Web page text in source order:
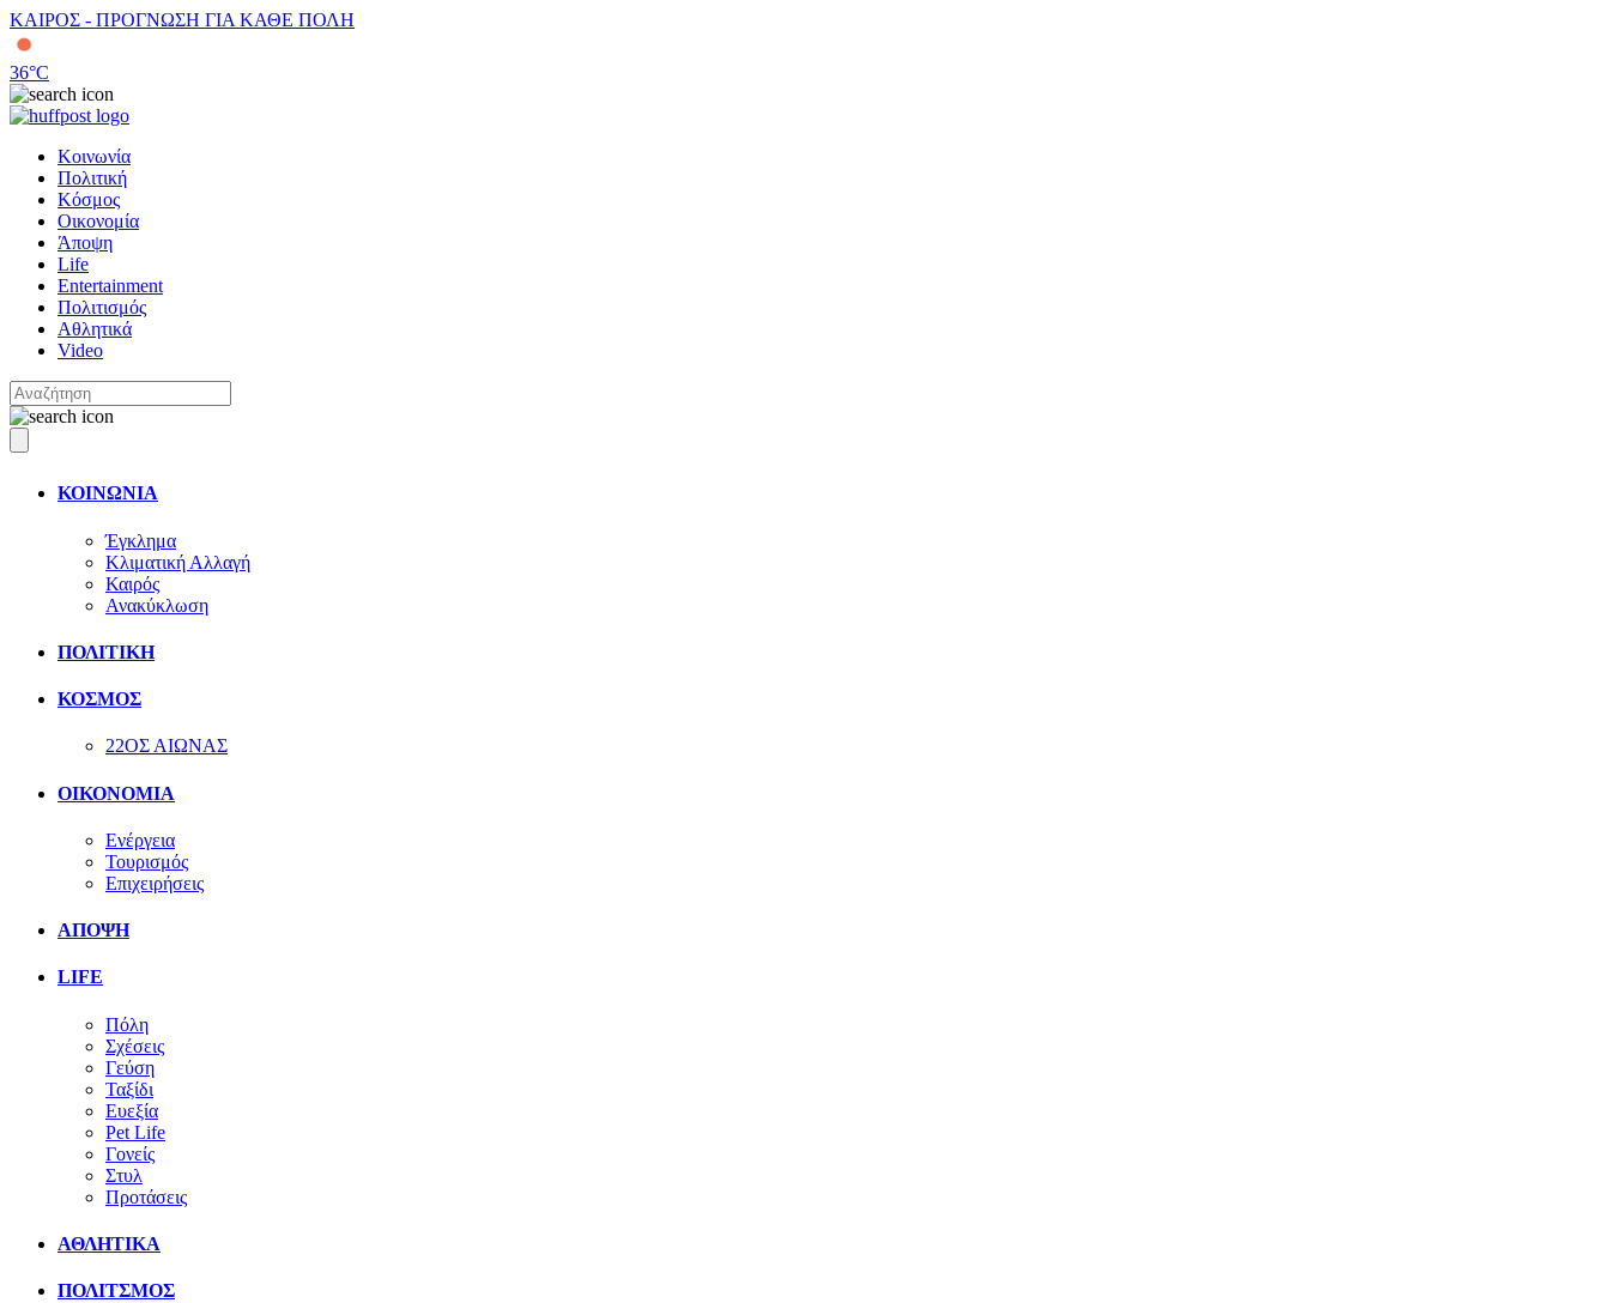
ΚΑΙΡΟΣ - ΠΡΟΓΝΩΣΗ ΓΙΑ ΚΑΘΕ ΠΟΛΗ
36°C
Κοινωνία
Πολιτική
Κόσμος
Οικονομία
Άποψη
Life
Entertainment
Πολιτισμός
Αθλητικά
Video
ΚΟΙΝΩΝΙΑ
Έγκλημα
Κλιματική Αλλαγή
Καιρός
Ανακύκλωση
ΠΟΛΙΤΙΚΗ
ΚΟΣΜΟΣ
22ΟΣ ΑΙΩΝΑΣ
ΟΙΚΟΝΟΜΙΑ
Ενέργεια
Τουρισμός
Επιχειρήσεις
ΑΠΟΨΗ
LIFE
Πόλη
Σχέσεις
Γεύση
Ταξίδι
Ευεξία
Pet Life
Γονείς
Στυλ
Προτάσεις
ΑΘΛΗΤΙΚΑ
ΠΟΛΙΤΣΜΟΣ